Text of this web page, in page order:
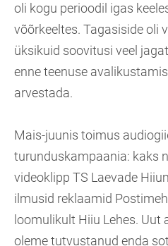
oli kogu perioodil igas
võõrkeeltes. Tagasiside oli
üksikuid soovitusi veel
enne teenuse
arvestada.
Mais-juunis toimus
turunduskampaania: kaks
videoklipp TS Laevade
ilmusid reklaamid
loomulikult Hiiu Lehes. Uut
oleme tutvustanud enda